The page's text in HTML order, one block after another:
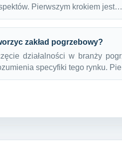
Pierwszym krokiem jest…
zakład pogrzebowy?
działalności w branży
specyfiki tego rynku.